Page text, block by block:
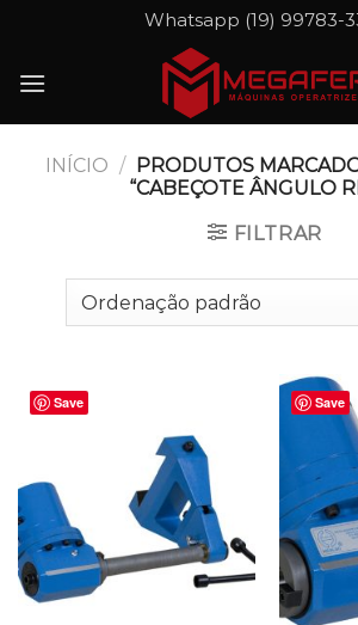
content
Whatsapp (19) 99783-
INÍCIO / PRODUTOS
“CABEÇOTE ÂNGULO
FILTRAR
Save Save